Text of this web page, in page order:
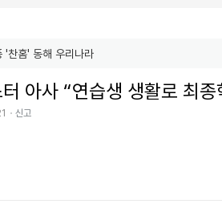
아사 “연습생 생활로 최종
신고